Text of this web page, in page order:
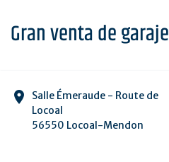
Gran venta de garaje
Salle Émeraude - Route de
Locoal
56550 Locoal-Mendon